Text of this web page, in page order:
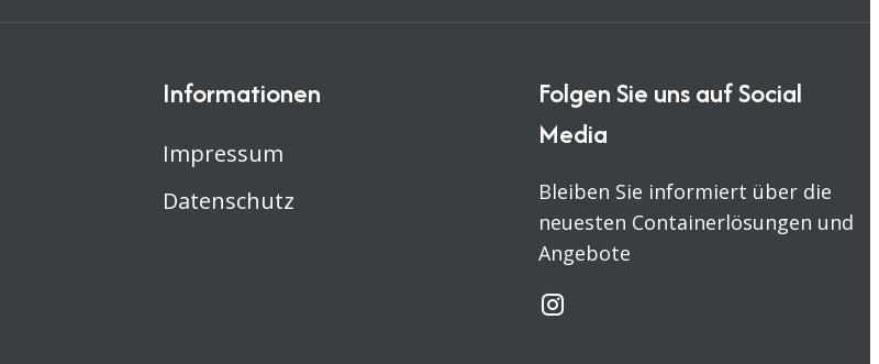
Informationen
Impressum
Datenschutz
Folgen Sie uns auf Social
Media
Bleiben Sie informiert über die
neuesten Containerlösungen und
Angebote